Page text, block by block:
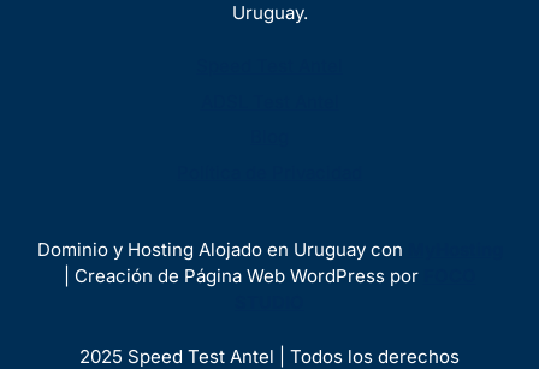
Uruguay.
Dominio y Hosting Alojado en Uruguay con
| Creación de Página Web WordPress por
2025 Speed Test Antel | Todos los derechos